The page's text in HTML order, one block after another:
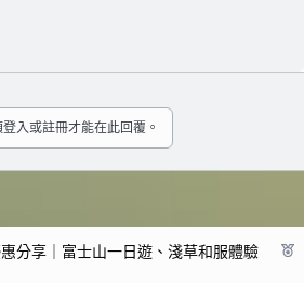
入或註冊才能在此回覆。
分享｜富士山一日遊、淺草和服體驗